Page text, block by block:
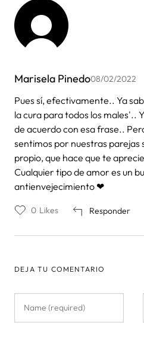
Marisela Pinedo08/02/2022
Pues sí, efectivamente.. Ya
la cura para todos los males'..
de acuerdo con esa frase..
sentimos por nuestras parejas
propio, que hace que te
Cualquier tipo de amor es un
antienvejecimiento ❤
Responder
0 Likes
DEJA TU COMENTARIO